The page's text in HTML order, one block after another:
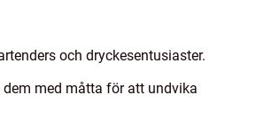
och dryckesentusiaster.
med måtta för att undvika